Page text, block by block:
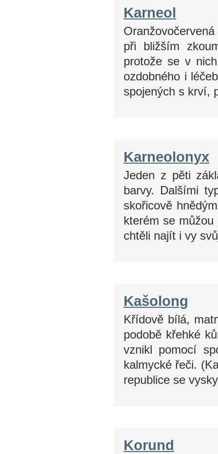
Karneol
při bližším
protože se v
ozdobného i
spojených s krví,
Karneolonyx
Jeden z pěti
barvy. Dalšími
skořicově
kterém se
chtěli najít i vy
Kašolong
Křídově bílá,
podobě křehké
vznikl pomocí
kalmycké řeči.
republice se
Korund